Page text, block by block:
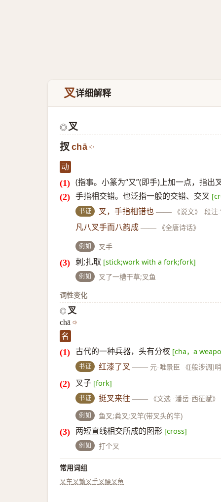
叉详细解释
◎叉
扠 chā
动
(指事。小篆为“又”(即手)上加一点，指出
手指相交错。也泛指一般的交错、交叉
书证 叉，手指相错也 —— 《说文》 段注
凡八叉手而八韵成 —— 《全唐诗话》
例如 叉手
刺;扎取 [stick;work with a fork;fork]
例如
叉了一槽干草;叉鱼
词性变化
◎ 叉
chā
名
古代的一种兵器，头有分杈 [cha，a
书证 红漆了叉 —— 元·睢景臣 《[般涉调]哨
叉子 [fork]
书证 挺叉来往 —— 《文选 ·潘岳·西征赋》
例如 鱼叉;粪叉;叉竿(带叉头的竿)
两短直线相交所成的图形 [cross]
例如 打个叉
常用词组
叉车叉锄叉手叉腰叉鱼